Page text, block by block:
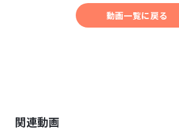
動画一覧に戻る
関連動画